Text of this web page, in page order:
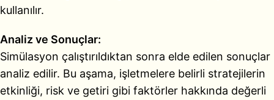
kullanılır.
Analiz ve Sonuçlar:
Simülasyon çalıştırıldıktan sonra elde edilen sonuçlar
analiz edilir. Bu aşama, işletmelere belirli stratejilerin
etkinliği, risk ve getiri gibi faktörler hakkında değerli